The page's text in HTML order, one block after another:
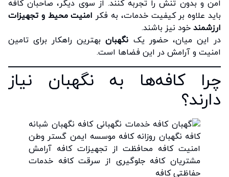
امن و بدون تنش را تجربه کنند. از سوی دیگر، صاحبان کافه
باید علاوه بر کیفیت خدمات، به فکر امنیت محیط و تجهیزات
ارزشمند خود نیز باشند.
در این میان، حضور یک نگهبانبهترین راهکار برای تامین
امنیت و آرامش در این فضاها است.
چرا کافه‌ها به نگهبان نیاز
دارند؟